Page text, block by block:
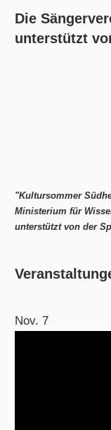
Die
unterstützt
"Kultursommer
Ministerium für
unterstützt von der
Nov.7